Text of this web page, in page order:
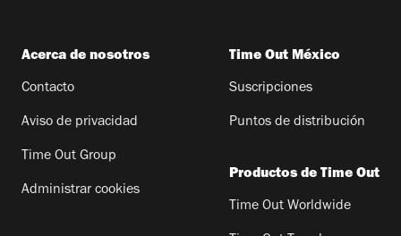
Acerca de nosotros
Contacto
Aviso de privacidad
Time Out Group
Administrar cookies
Time Out México
Suscripciones
Puntos de distribución
Productos de Time Out
Time Out Worldwide